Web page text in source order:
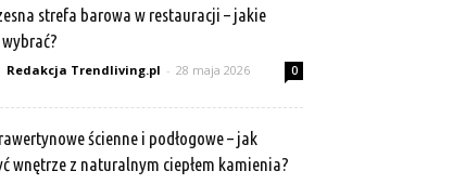
strefa barowa w restauracji – jakie
wybrać?
Redakcja Trendliving.pl - 28 maja 2026 0
ścienne i podłogowe – jak
wnętrze z naturalnym ciepłem kamienia?